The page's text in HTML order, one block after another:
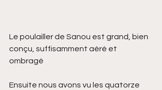
Le poulailler de Sanou est grand, bien
conçu, suffisamment aéré et
ombragé
Ensuite nous avons vu les quatorze